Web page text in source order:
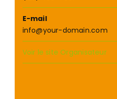
E-mail
info@your-domain.com
Voir le site Organisateur